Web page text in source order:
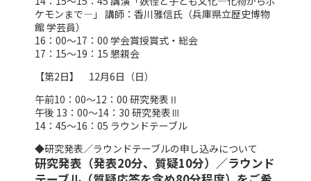
ケモンまで―」 講師：香川雅信氏（兵庫県立歴史博物
館 学芸員）
16：00～17：00 学会賞授賞式・総会
17：15～19：15 懇親会
【第2日】 12月6日（日）
午前10：00～12：00 研究発表Ⅱ
午後 13：00～14：30 研究発表Ⅲ
14：45～16：05 ラウンドテーブル
◆研究発表／ラウンドテーブルの申し込みについて
研究発表（発表20分、質疑10分）／ラウンド